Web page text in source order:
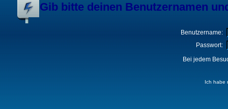
Gib bitte deinen Benutzernamen
Benutzername:
Passwort:
Bei jedem
Ich habe